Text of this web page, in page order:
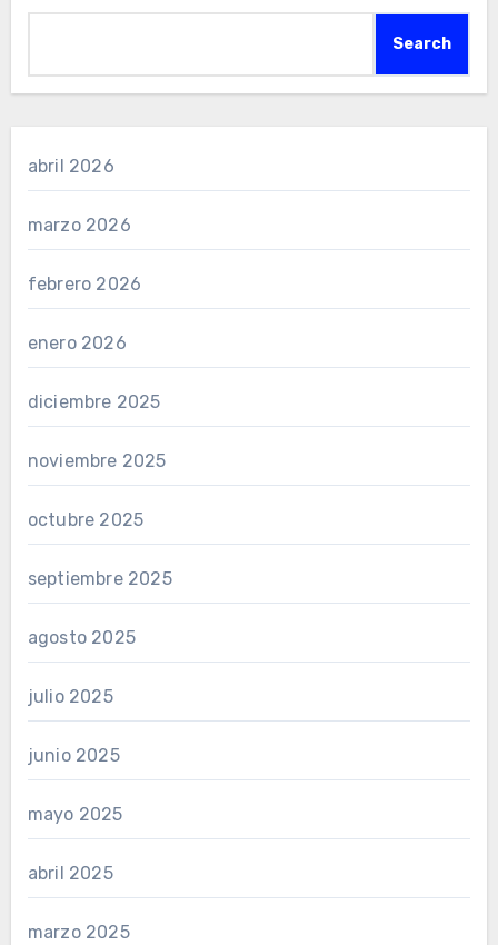
Search
abril 2026
marzo 2026
febrero 2026
enero 2026
diciembre 2025
noviembre 2025
octubre 2025
septiembre 2025
agosto 2025
julio 2025
junio 2025
mayo 2025
abril 2025
marzo 2025